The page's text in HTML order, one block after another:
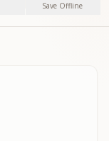
Save Offline